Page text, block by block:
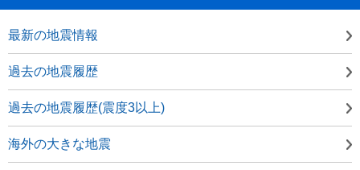
最新の地震情報
過去の地震履歴
過去の地震履歴(震度3以上)
海外の大きな地震